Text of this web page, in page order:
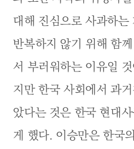
대해 진심으로 사과하
반복하지 않기 위해 함
서 부러워하는 이유일
지만 한국 사회에서 과
았다는 것은 한국 현대
게 했다. 이승만은 한국